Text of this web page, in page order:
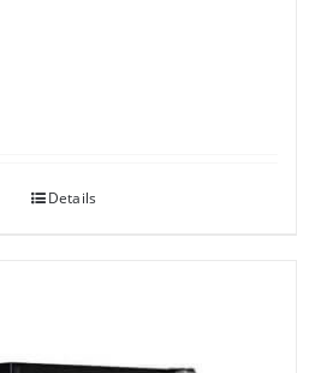
Details